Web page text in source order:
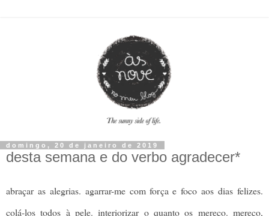
domingo, 20 de janeiro de 2019
desta semana e do verbo agradecer*
abraçar as alegrias. agarrar-me com força e foco aos dias felizes.
colá-los todos à pele. interiorizar o quanto os mereço. mereço,